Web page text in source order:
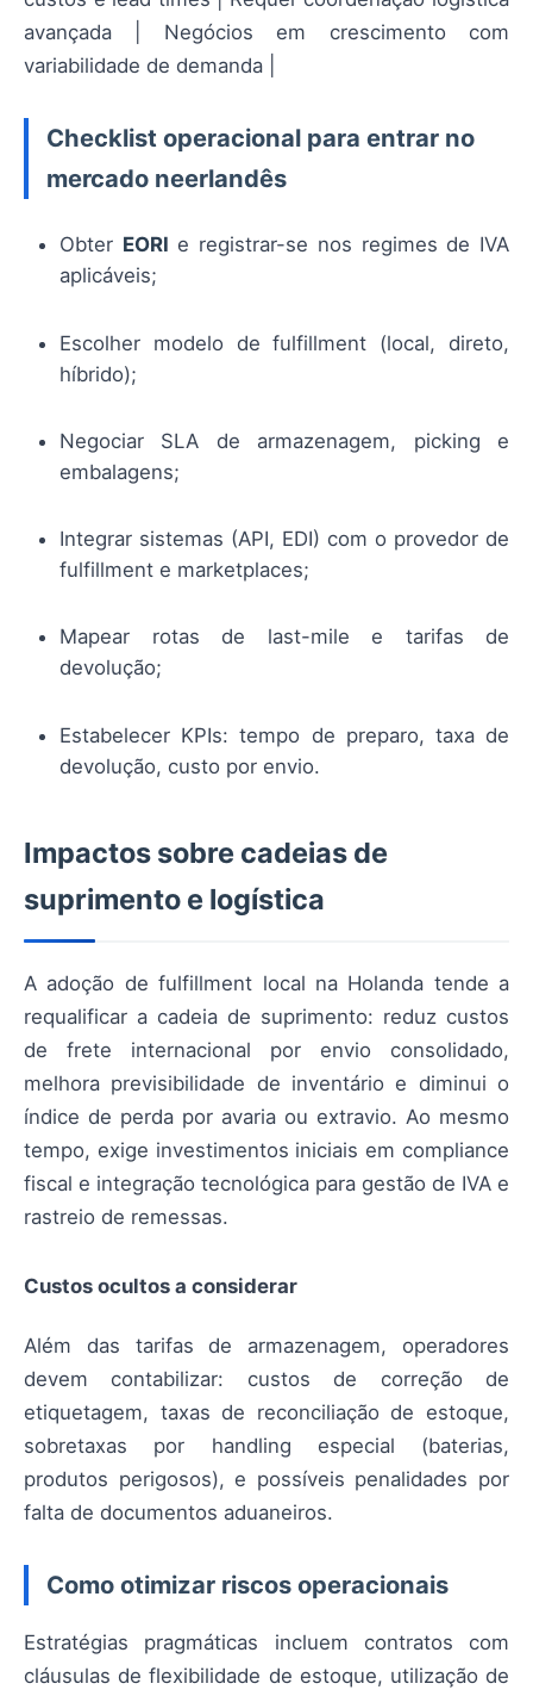
avançada | Negócios em crescimento com
variabilidade de demanda |
Checklist operacional para entrar no
mercado neerlandês
Obter EORI e registrar-se nos regimes de IVA
aplicáveis;
Escolher modelo de fulfillment (local, direto,
híbrido);
Negociar SLA de armazenagem, picking e
embalagens;
Integrar sistemas (API, EDI) com o provedor de
fulfillment e marketplaces;
Mapear rotas de last-mile e tarifas de
devolução;
Estabelecer KPIs: tempo de preparo, taxa de
devolução, custo por envio.
Impactos sobre cadeias de
suprimento e logística
A adoção de fulfillment local na Holanda tende a
requalificar a cadeia de suprimento: reduz custos
de frete internacional por envio consolidado,
melhora previsibilidade de inventário e diminui o
índice de perda por avaria ou extravio. Ao mesmo
tempo, exige investimentos iniciais em compliance
fiscal e integração tecnológica para gestão de IVA e
rastreio de remessas.
Custos ocultos a considerar
Além das tarifas de armazenagem, operadores
devem contabilizar: custos de correção de
etiquetagem, taxas de reconciliação de estoque,
sobretaxas por handling especial (baterias,
produtos perigosos), e possíveis penalidades por
falta de documentos aduaneiros.
Como otimizar riscos operacionais
Estratégias pragmáticas incluem contratos com
cláusulas de flexibilidade de estoque, utilização de